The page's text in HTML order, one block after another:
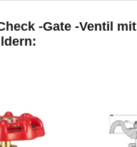
-Gate -Ventil mit